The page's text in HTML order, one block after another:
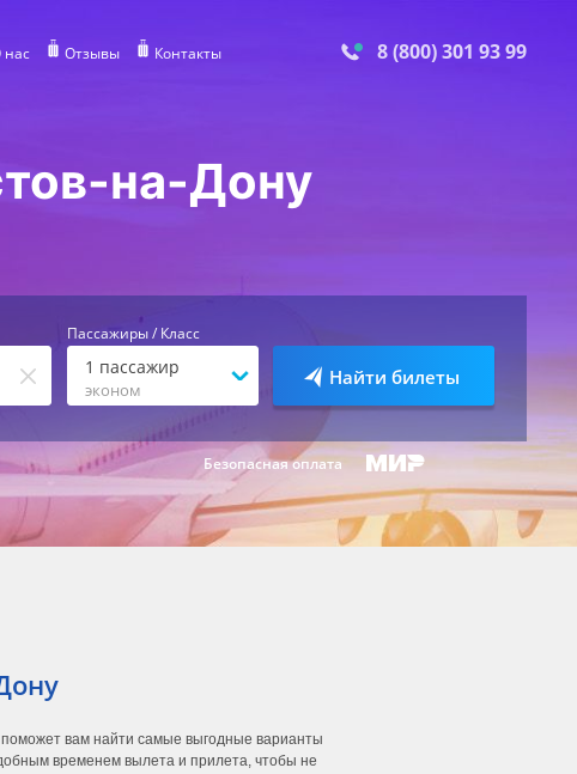
нас Отзывы Контакты 8 (800) 301 93 99
на-Дону
Пассажиры / Класс
1 пассажир
эконом
Найти билеты
Безопасная оплата
вам найти самые выгодные варианты
временем вылета и прилета, чтобы не